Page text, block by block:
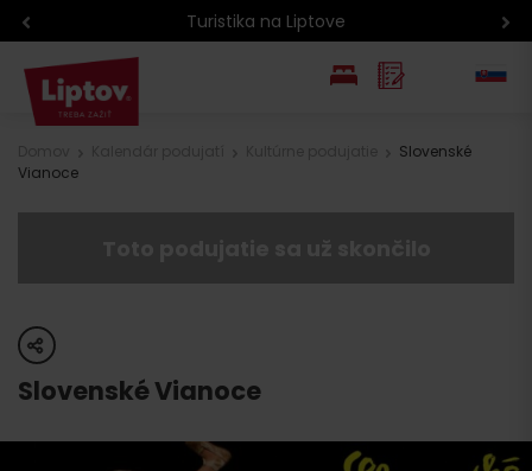
Turistika na Liptove
Slovenské
Vianoce
share
Slovenské Vianoce